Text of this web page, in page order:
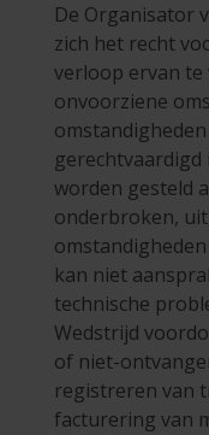
De Organisator
zich het recht
verloop ervan te
onvoorziene
worden gesteld
onderbroken,
kan niet
technische
Wedstrijd
of niet-
registreren van
facturering van